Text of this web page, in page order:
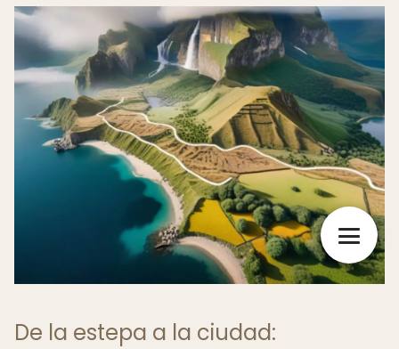
De la estepa a la ciudad: